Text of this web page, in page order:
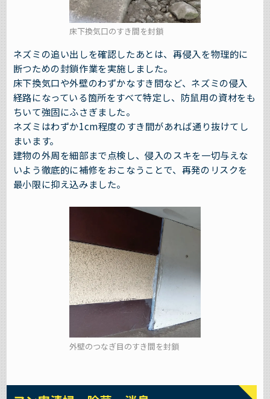
床下換気口のすき間を封鎖
ネズミの追い出しを確認したあとは、再侵入を物理的に
断つための封鎖作業を実施しました。
床下換気口や外壁のわずかなすき間など、ネズミの侵入
経路になっている箇所をすべて特定し、防鼠用の資材をも
ちいて強固にふさぎました。
ネズミはわずか1cm程度のすき間があれば通り抜けてし
まいます。
建物の外周を細部まで点検し、侵入のスキを一切与えな
いよう徹底的に補修をおこなうことで、再発のリスクを
最小限に抑え込みました。
外壁のつなぎ目のすき間を封鎖